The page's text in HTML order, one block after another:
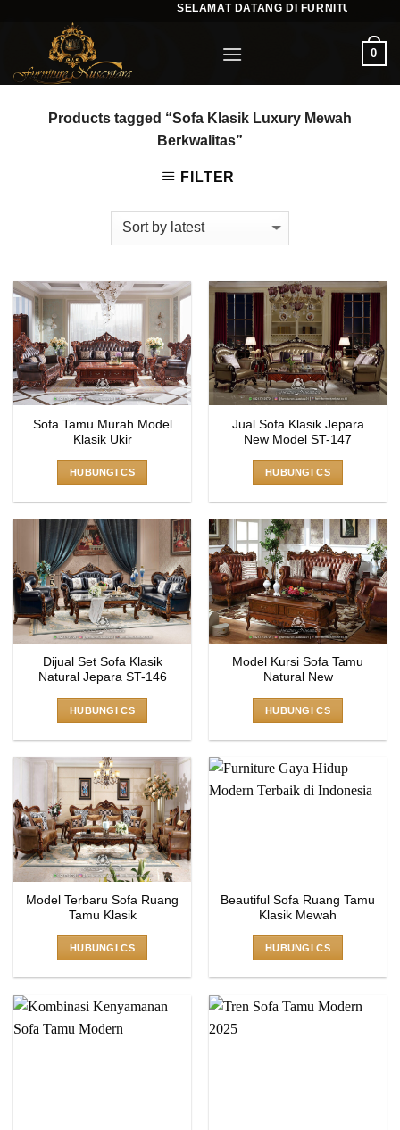
SELAMAT DATANG DI
0
Products tagged “Sofa Klasik Luxury Mewah
Berkwalitas”
FILTER
Sofa Tamu Murah Model
Klasik Ukir
HUBUNGI CS
Jual Sofa Klasik Jepara
New Model ST-147
HUBUNGI CS
Dijual Set Sofa Klasik
Natural Jepara ST-146
HUBUNGI CS
Model Kursi Sofa Tamu
Natural New
HUBUNGI CS
Model Terbaru Sofa Ruang
Tamu Klasik
HUBUNGI CS
Beautiful Sofa Ruang Tamu
Klasik Mewah
HUBUNGI CS